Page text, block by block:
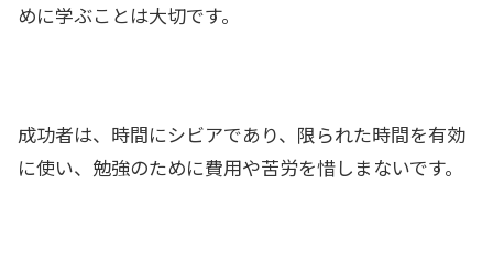
めに学ぶことは大切です。
成功者は、時間にシビアであり、限られた時間を有効
に使い、勉強のために費用や苦労を惜しまないです。